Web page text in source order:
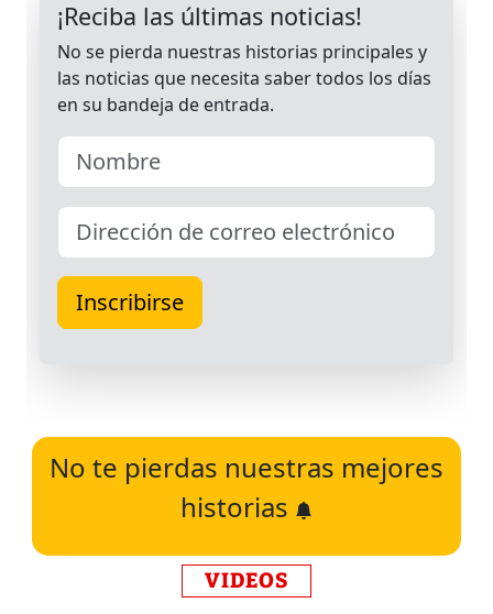
No te pierdas nuestras mejores
historias
VIDEOS